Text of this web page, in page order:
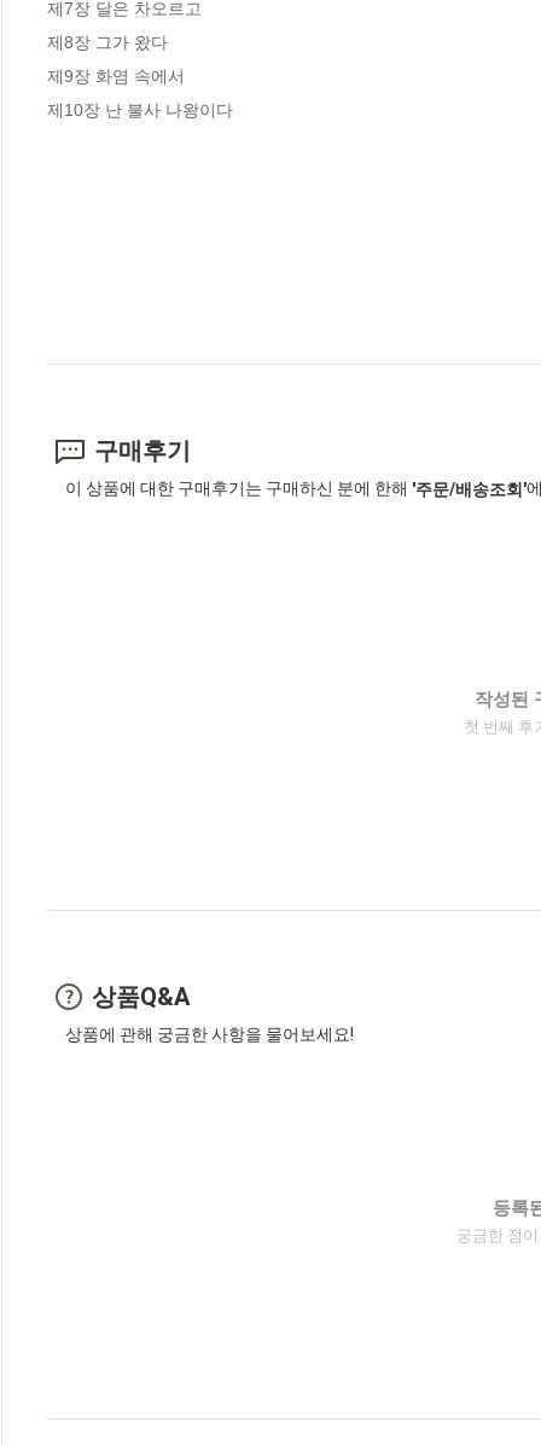
제7장 달은 차오르고
제8장 그가 왔다
제9장 화염 속에서
제10장 난 불사 나왕이다
구매후기
이 상품에 대한 구매후기는 구매하신 분에 한해 '주문/배송조회'
작성된
첫 번째 후
상품Q&A
상품에 관해 궁금한 사항을 물어보세요!
등록
궁금한 점